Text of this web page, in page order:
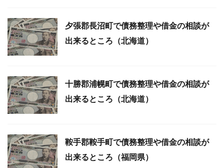
夕張郡長沼町で債務整理や借金の相談が
出来るところ（北海道）
十勝郡浦幌町で債務整理や借金の相談が
出来るところ（北海道）
鞍手郡鞍手町で債務整理や借金の相談が
出来るところ（福岡県）